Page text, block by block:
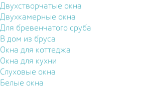
Двухстворчатые окна
Двухкамерные окна
Для бревенчатого сруба
В дом из бруса
Окна для коттеджа
Окна для кухни
Слуховые окна
Белые окна